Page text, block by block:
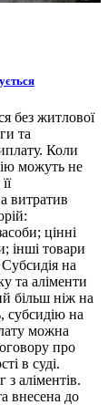
без житлової
та
Коли
можуть не
витратив
цінні
інші товари
на
та аліменти
більш ніж на
субсидію на
можна
про
в суді.
аліментів.
внесена до